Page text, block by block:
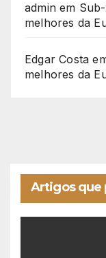
admin em
melhores da
Edgar Costa
melhores da
Artigos que